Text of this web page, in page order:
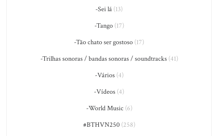
-Sei lá (13)
-Tango(17)
-Tão chato ser gostoso (17)
-Trilhas sonoras / bandas sonoras / soundtracks(41)
-Vários(4)
-Vídeos (4)
-World Music (6)
#BTHVN250(258)